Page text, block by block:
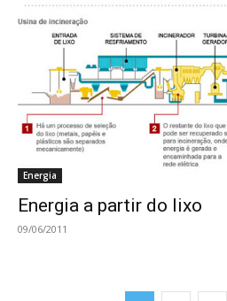
Energia
Energia a partir do lixo
09/06/2011